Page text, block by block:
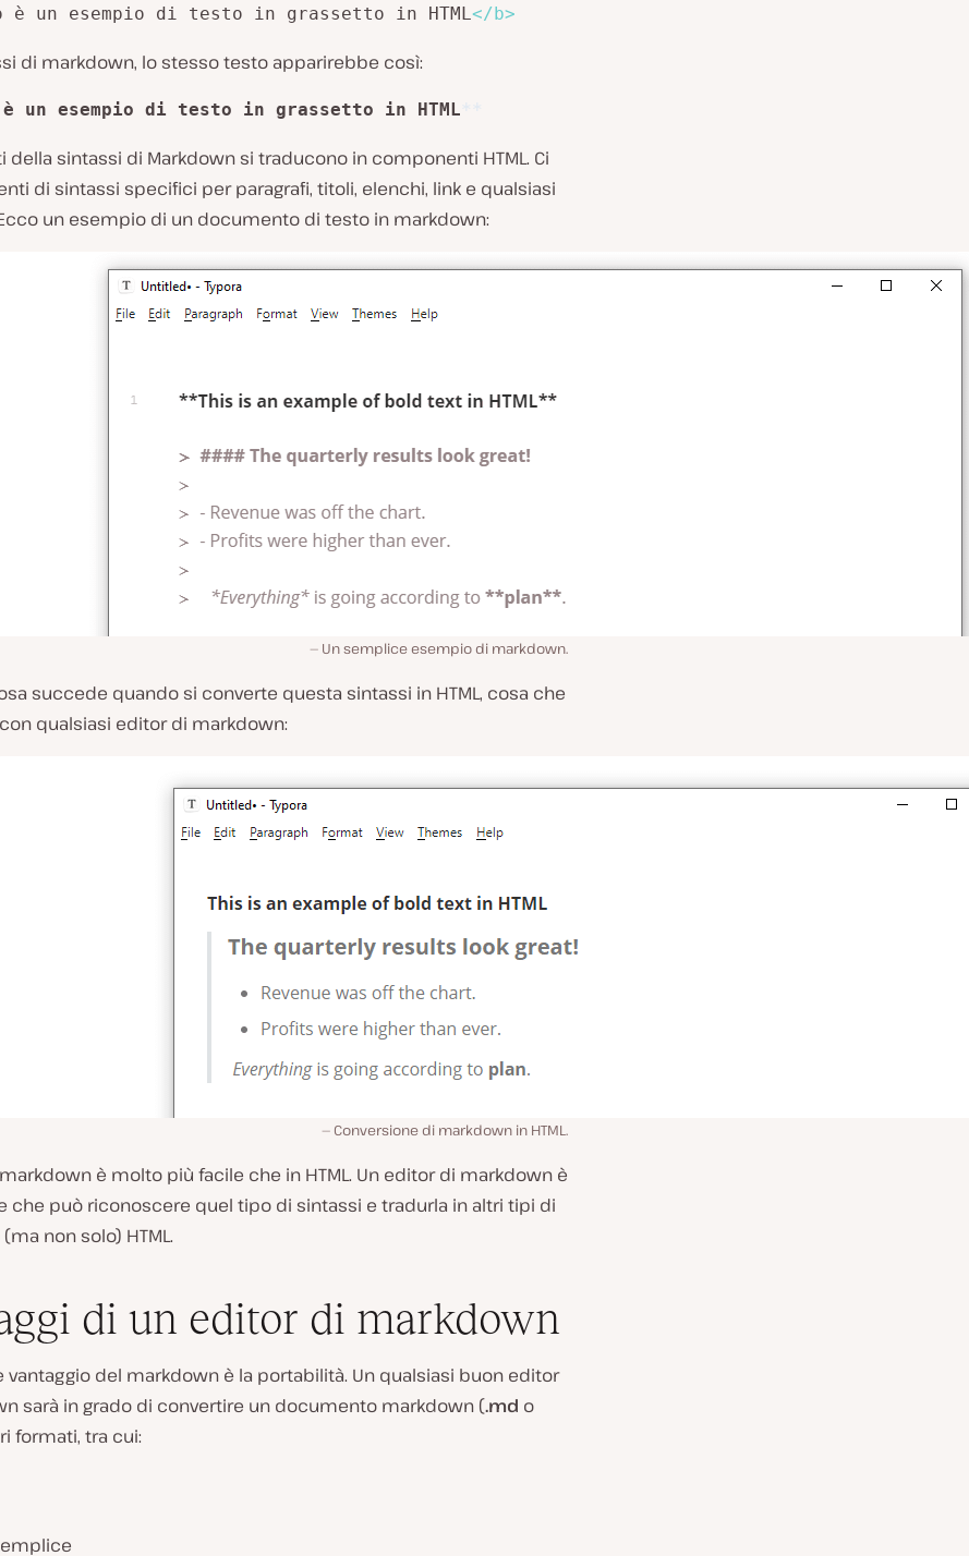
v
e
è un esempio di testo in grassetto in HTML</b>
di markdown, lo stesso testo apparirebbe così:
è un esempio di testo in grassetto in HTML
della sintassi di Markdown si traducono in componenti HTML. Ci
di sintassi specifici per paragrafi, titoli, elenchi, link e qualsiasi
un esempio di un documento di testo in markdown:
Un semplice esempio di markdown.
succede quando si converte questa sintassi in HTML, cosa che
qualsiasi editor di markdown:
Conversione di markdown in HTML.
è molto più facile che in HTML. Un editor di markdown è
che può riconoscere quel tipo di sintassi e tradurla in altri tipi di
non solo) HTML.
di un editor di markdown
vantaggio del markdown è la portabilità. Un qualsiasi buon editor
sarà in grado di convertire un documento markdown (.md o
formati, tra cui: